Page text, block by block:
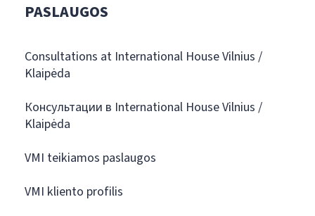
PASLAUGOS
Consultations at International House Vilnius /
Klaipėda
Консультации в International House Vilnius /
Klaipėda
VMI teikiamos paslaugos
VMI kliento profilis